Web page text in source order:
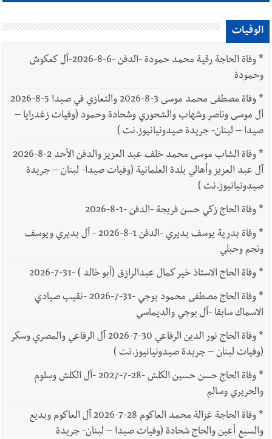
الوفيات
*
وفاة الحاجة رقية محمد حمودة -الدفن -6-8-2026-آل كعكوش
وحمودة
*
وفاة مصطفى محمد موسى 3-8-2026 والتعازي في صيدا 5-8-2026
آل موسى وناصر وشهاب والشحوري وشحادة وحمود (وفيات زغدرايا –
صيدا – لبنان- جريدة صيدونيانيوز.نت )
*
وفاة الشاب موسى محمد خلف عبد العزيز والدفن الأحد 2-8-2026
آل عبد العزيز وأهالي بلدة العلمانية (وفيات صيدا- لبنان – جريدة
صيدونيانيوز.نت )
*وفاة الحاج زكي حسن فريجة -الدفن -1-8-2026
*
وفاة بدرية يوسف بديري -الدفن 1-8-2026 - آل بديري ويوسف
ونجم وحبلي
*وفاة الحاج الاستاذ خير كمال عبدالرازق (أبو خالد ) -31-7-2026
*
وفاة الحاج مصطفى محمود بوجي -31-7-2026 -نقيب صيادي
الاسماك سابقا -آل بوجي والديماسي
*
وفاة الحاج نور الدين الرفاعي 30-7-2026 آل الرفاعي والمصري وسكر
(وفيات لبنان – جريدة صيدونيانيوز.نت )
*
وفاة الحاج حسن حسين الكلش -28-7-2027 -آل الكلش وسلوم
والحريري وسالم
*
وفاة الحاجة غزالة محمد العاكوم 28-7-2026 آل العاكوم وبديع
والسبع أعين والحاج شحادة (وفيات صيدا – لبنان- جريدة